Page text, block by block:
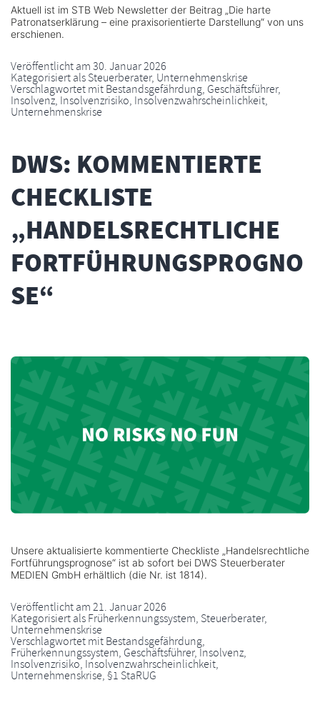
Aktuell ist im STB Web Newsletter der Beitrag „Die harte
Patronatserklärung – eine praxisorientierte Darstellung“ von uns
erschienen.
Veröffentlicht am30. Januar 2026
Kategorisiert alsSteuerberater, Unternehmenskrise
Verschlagwortet mitBestandsgefährdung, Geschäftsführer,
Insolvenz, Insolvenzrisiko, Insolvenzwahrscheinlichkeit,
Unternehmenskrise
DWS: KOMMENTIERTE
CHECKLISTE
„HANDELSRECHTLICHE
FORTFÜHRUNGSPROGNO
SE“
Unsere aktualisierte kommentierte Checkliste „Handelsrechtliche
Fortführungsprognose“ ist ab sofort bei DWS Steuerberater
MEDIEN GmbH erhältlich (die Nr. ist 1814).
Veröffentlicht am21. Januar 2026
Kategorisiert alsFrüherkennungssystem, Steuerberater,
Unternehmenskrise
Verschlagwortet mitBestandsgefährdung,
Früherkennungssystem, Geschäftsführer,Insolvenz,
Insolvenzrisiko, Insolvenzwahrscheinlichkeit,
Unternehmenskrise,§1 StaRUG